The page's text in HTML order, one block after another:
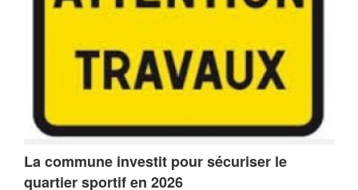
La commune investit pour sécuriser le
quartier sportif en 2026